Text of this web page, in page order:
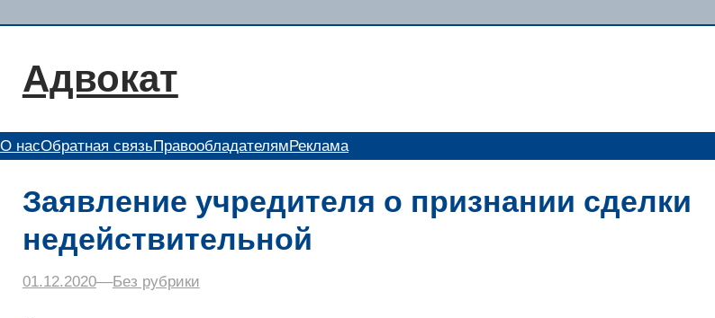
содержимому
Адвокат
О насОбратная связьПравообладателямРеклама
Заявление учредителя о признании сделки
недействительной
01.12.2020––Без рубрики